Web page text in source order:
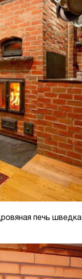
печь шведка